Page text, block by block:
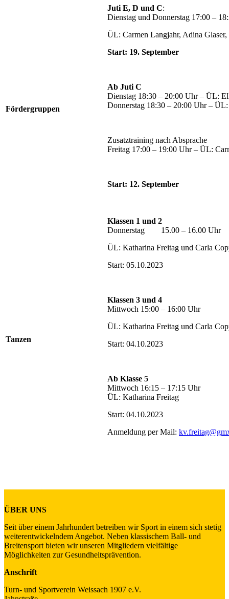
Fördergruppen
Juti E, D und C:
Dienstag und Donnerstag 17:00 –
ÜL: Carmen Langjahr, Adina
Start: 19. September
Ab Juti C
Dienstag 18:30 – 20:00 Uhr – ÜL:
Donnerstag 18:30 – 20:00 Uhr –
Zusatztraining nach Absprache
Freitag 17:00 – 19:00 Uhr – ÜL:
Start: 12. September
Tanzen
Klassen 1 und 2
Donnerstag 15.00 – 16.00 Uhr
ÜL: Katharina Freitag und Carla
Start: 05.10.2023
Klassen 3 und 4
Mittwoch 15:00 – 16:00 Uhr
ÜL: Katharina Freitag und Carla
Start: 04.10.2023
Ab Klasse 5
Mittwoch 16:15 – 17:15 Uhr
ÜL: Katharina Freitag
Start: 04.10.2023
Anmeldung per Mail:
ÜBER UNS
Seit über einem Jahrhundert betreiben wir Sport in einem sich stetig
weiterentwickelndem Angebot. Neben klassischem Ball- und
Breitensport bieten wir unseren Mitgliedern vielfältige
Möglichkeiten zur Gesundheitsprävention.
Anschrift
Turn- und Sportverein Weissach 1907 e.V.